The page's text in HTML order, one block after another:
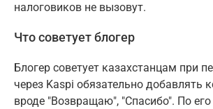
налоговиков не вызовут.
Что советует блогер
Блогер советует казахстанцам при
через Kaspi обязательно добавлять
вроде "Возвращаю", "Спасибо". По